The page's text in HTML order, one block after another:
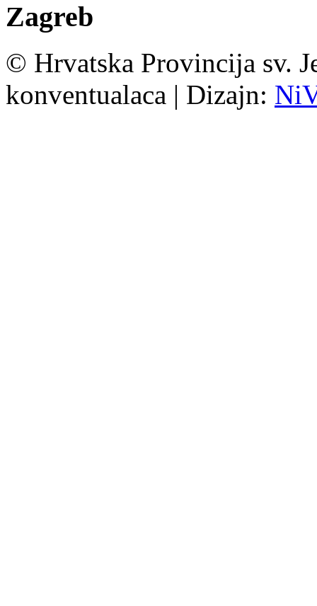
Zagreb
© Hrvatska Provincija sv.
konventualaca | Dizajn: